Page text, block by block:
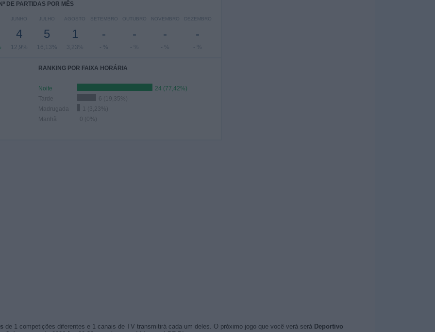
Nº DE PARTIDAS POR MÊS
JUNHO
4
12,9%
JULHO
5
16,13%
AGOSTO
1
3,23%
SETEMBRO
-
- %
OUTUBRO
-
- %
NOVEMBRO
-
- %
DEZEMBRO
-
- %
RANKING POR FAIXA HORÁRIA
Noite
24 (77,42%)
Tarde
6 (19,35%)
Madrugada
1 (3,23%)
Manhã
0 (0%)
de 1 competições diferentes e 1 canais de TV transmitirá cada um deles. O próximo jogo que você verá será Deportivo